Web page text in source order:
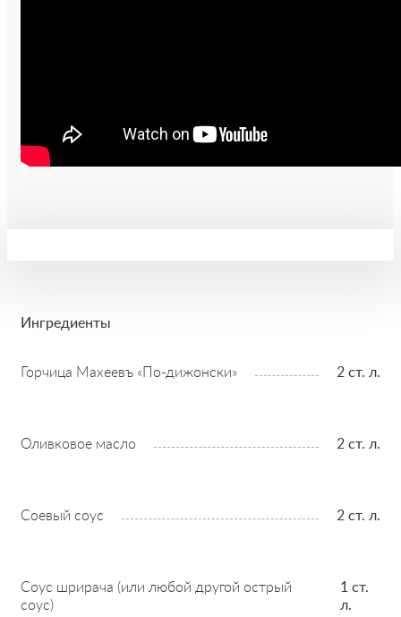
Ингредиенты
Горчица Махеевъ «По-дижонски» 2 ст. л.
Оливковое масло 2 ст. л.
Соевый соус 2 ст. л.
Соус шрирача (или любой другой острый
соус)
1 ст.
л.